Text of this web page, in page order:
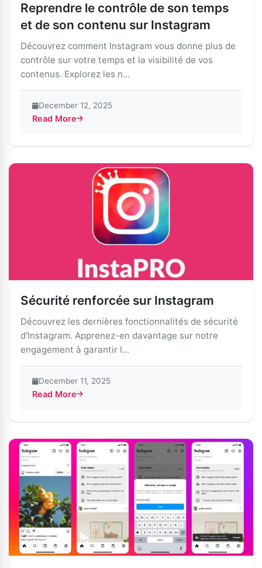
Reprendre le contrôle de son temps
et de son contenu sur Instagram
Découvrez comment Instagram vous donne plus de
contrôle sur votre temps et la visibilité de vos
contenus. Explorez les n...
December 12, 2025
Read More
Sécurité renforcée sur Instagram
Découvrez les dernières fonctionnalités de sécurité
d'Instagram. Apprenez-en davantage sur notre
engagement à garantir l...
December 11, 2025
Read More